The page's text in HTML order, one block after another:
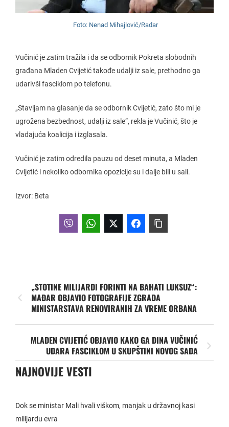
Foto: Nenad Mihajlović/Radar
Vučinić je zatim tražila i da se odbornik Pokreta slobodnih
građana Mladen Cvijetić takođe udalji iz sale, prethodno ga
udarivši fasciklom po telefonu.
„Stavljam na glasanje da se odbornik Cvijetić, zato što mi je
ugrožena bezbednost, udalji iz sale“, rekla je Vučinić, što je
vladajuća koalicija i izglasala.
Vučinić je zatim odredila pauzu od deset minuta, a Mladen
Cvijetić i nekoliko odbornika opozicije su i dalje bili u sali.
Izvor: Beta
„STOTINE MILIJARDI FORINTI NA BAHATI LUKSUZ“:
MAĐAR OBJAVIO FOTOGRAFIJE ZGRADA
MINISTARSTAVA RENOVIRANIH ZA VREME ORBANA
MLADEN CVIJETIĆ OBJAVIO KAKO GA DINA VUČINIĆ
UDARA FASCIKLOM U SKUPŠTINI NOVOG SADA
NAJNOVIJE VESTI
Dok se ministar Mali hvali viškom, manjak u državnoj kasi
milijardu evra